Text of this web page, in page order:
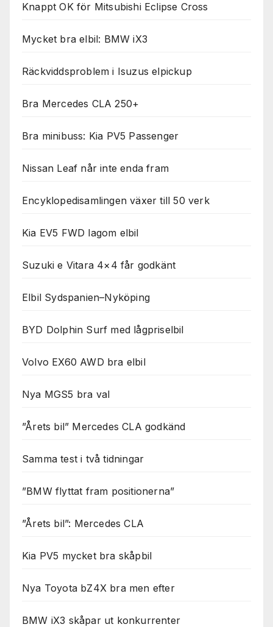
Knappt OK för Mitsubishi Eclipse Cross
Mycket bra elbil: BMW iX3
Räckviddsproblem i Isuzus elpickup
Bra Mercedes CLA 250+
Bra minibuss: Kia PV5 Passenger
Nissan Leaf når inte enda fram
Encyklopedisamlingen växer till 50 verk
Kia EV5 FWD lagom elbil
Suzuki e Vitara 4×4 får godkänt
Elbil Sydspanien–Nyköping
BYD Dolphin Surf med lågpriselbil
Volvo EX60 AWD bra elbil
Nya MGS5 bra val
”Årets bil” Mercedes CLA godkänd
Samma test i två tidningar
”BMW flyttat fram positionerna”
”Årets bil”: Mercedes CLA
Kia PV5 mycket bra skåpbil
Nya Toyota bZ4X bra men efter
BMW iX3 skåpar ut konkurrenter